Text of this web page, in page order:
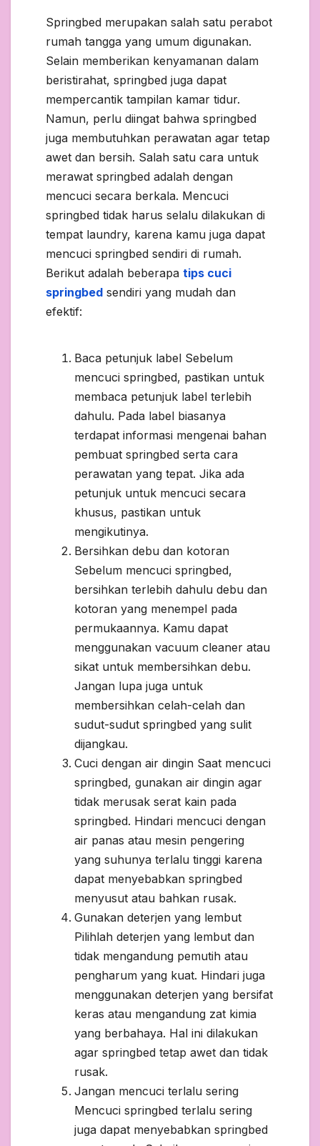
Springbed merupakan salah satu perabot
rumah tangga yang umum digunakan.
Selain memberikan kenyamanan dalam
beristirahat, springbed juga dapat
mempercantik tampilan kamar tidur.
Namun, perlu diingat bahwa springbed
juga membutuhkan perawatan agar tetap
awet dan bersih. Salah satu cara untuk
merawat springbed adalah dengan
mencuci secara berkala. Mencuci
springbed tidak harus selalu dilakukan di
tempat laundry, karena kamu juga dapat
mencuci springbed sendiri di rumah.
Berikut adalah beberapatips cuci
springbed sendiri yang mudah dan
efektif:
Baca petunjuk label Sebelum
mencuci springbed, pastikan untuk
membaca petunjuk label terlebih
dahulu. Pada label biasanya
terdapat informasi mengenai bahan
pembuat springbed serta cara
perawatan yang tepat. Jika ada
petunjuk untuk mencuci secara
khusus, pastikan untuk
mengikutinya.
Bersihkan debu dan kotoran
Sebelum mencuci springbed,
bersihkan terlebih dahulu debu dan
kotoran yang menempel pada
permukaannya. Kamu dapat
menggunakan vacuum cleaner atau
sikat untuk membersihkan debu.
Jangan lupa juga untuk
membersihkan celah-celah dan
sudut-sudut springbed yang sulit
dijangkau.
Cuci dengan air dingin Saat mencuci
springbed, gunakan air dingin agar
tidak merusak serat kain pada
springbed. Hindari mencuci dengan
air panas atau mesin pengering
yang suhunya terlalu tinggi karena
dapat menyebabkan springbed
menyusut atau bahkan rusak.
Gunakan deterjen yang lembut
Pilihlah deterjen yang lembut dan
tidak mengandung pemutih atau
pengharum yang kuat. Hindari juga
menggunakan deterjen yang bersifat
keras atau mengandung zat kimia
yang berbahaya. Hal ini dilakukan
agar springbed tetap awet dan tidak
rusak.
Jangan mencuci terlalu sering
Mencuci springbed terlalu sering
juga dapat menyebabkan springbed